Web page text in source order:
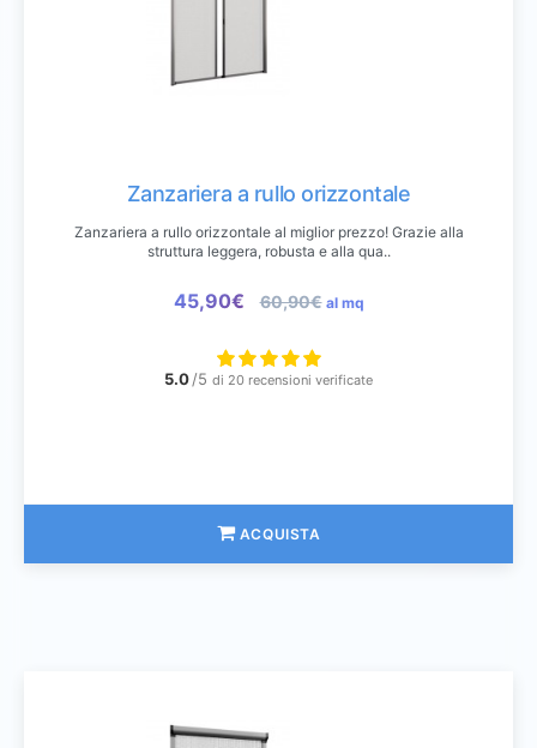
Zanzariera a rullo orizzontale
Zanzariera a rullo orizzontale al miglior prezzo! Grazie alla
struttura leggera, robusta e alla qua..
45,90€ 60,90€ al mq
5.0/5 di 20 recensioni verificate
ACQUISTA